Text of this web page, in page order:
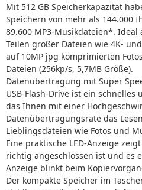
Mit 512 GB Speicherkapazität
Speichern von mehr als 144.000
89.600 MP3-Musikdateien*.
Teilen großer Dateien wie 4K-
auf 10MP jpg komprimierten
Dateien (256kp/s, 5,7MB Größe).
Datenübertragung mit Super
USB-Flash-Drive ist ein
das Ihnen mit einer
Datenübertragungsrate das
Lieblingsdateien wie Fotos und
Eine praktische LED-Anzeige
richtig angeschlossen ist und es
Anzeige blinkt beim
Der kompakte Speicher im